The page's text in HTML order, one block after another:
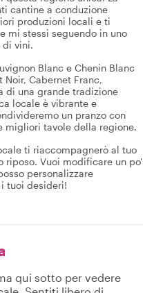
cantine a conduzione
produzioni locali e ti
mi stessi seguendo in uno
di vini.
Blanc e Chenin Blanc
Cabernet Franc,
di una grande tradizione
locale è vibrante e
un pranzo con
migliori tavole della regione.
ti riaccompagnerò al tuo
riposo. Vuoi modificare un po'
personalizzare
tuoi desideri!
qui sotto per vedere